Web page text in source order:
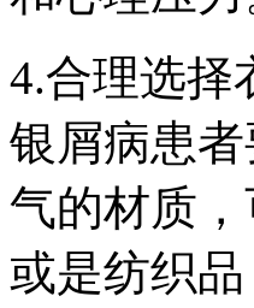
4.合理选择
银屑病患
气的材质
或是纺织